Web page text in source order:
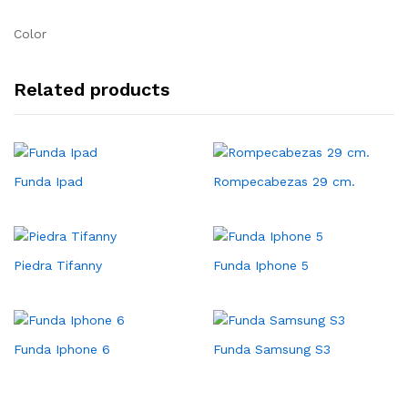
Color
Related products
Funda Ipad Rompecabezas 29 cm.
Piedra Tifanny Funda Iphone 5
Funda Iphone 6 Funda Samsung S3